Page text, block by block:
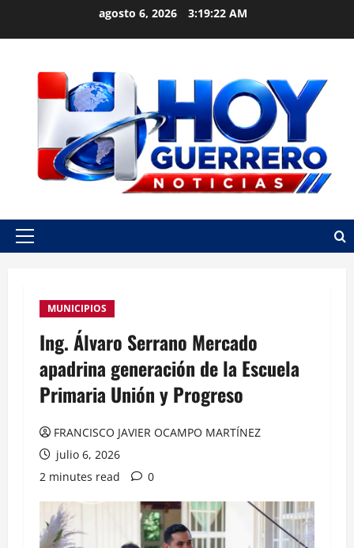
agosto 6, 2026 3:19:22 AM
Primary
MUNICIPIOS
Ing. Álvaro Serrano Mercado
apadrina generación de la Escuela
Primaria Unión y Progreso
FRANCISCO JAVIER OCAMPO MARTÍNEZ
julio 6, 2026
2 minutes read
0